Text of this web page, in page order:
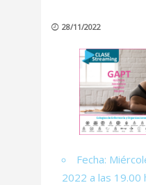
28/11/2022
Fecha:
2022 a las 19.00